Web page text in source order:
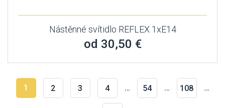
Nástěnné svítidlo REFLEX 1xE14
od 30,50 €
1 2 3 4 … 54 … 108 …